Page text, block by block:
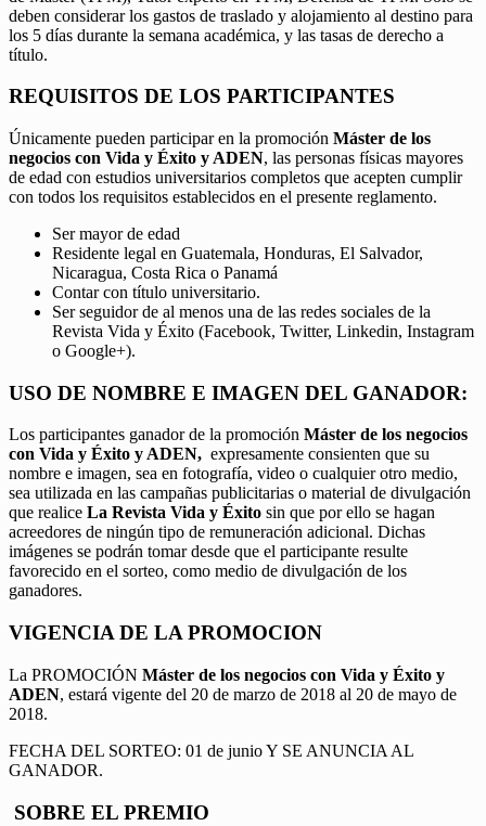
deben considerar los gastos de traslado y alojamiento al destino para
los 5 días durante la semana académica, y las tasas de derecho a
título.
REQUISITOS DE LOS PARTICIPANTES
Únicamente pueden participar en la promoción Máster de los
negocios con Vida y Éxito y ADEN, las personas físicas mayores
de edad con estudios universitarios completos que acepten cumplir
con todos los requisitos establecidos en el presente reglamento.
Ser mayor de edad
Residente legal en Guatemala, Honduras, El Salvador,
Nicaragua, Costa Rica o Panamá
Contar con título universitario.
Ser seguidor de al menos una de las redes sociales de la
Revista Vida y Éxito (Facebook, Twitter, Linkedin, Instagram
o Google+).
USO DE NOMBRE E IMAGEN DEL GANADOR:
Los participantes ganador de la promoción Máster de los negocios
con Vida y Éxito y ADEN, expresamente consienten que su
nombre e imagen, sea en fotografía, video o cualquier otro medio,
sea utilizada en las campañas publicitarias o material de divulgación
que realice La Revista Vida y Éxito sin que por ello se hagan
acreedores de ningún tipo de remuneración adicional. Dichas
imágenes se podrán tomar desde que el participante resulte
favorecido en el sorteo, como medio de divulgación de los
ganadores.
VIGENCIA DE LA PROMOCION
La PROMOCIÓN Máster de los negocios con Vida y Éxito y
ADEN, estará vigente del 20 de marzo de 2018 al 20 de mayo de
2018.
FECHA DEL SORTEO: 01 de junio Y SE ANUNCIA AL
GANADOR.
SOBRE EL PREMIO